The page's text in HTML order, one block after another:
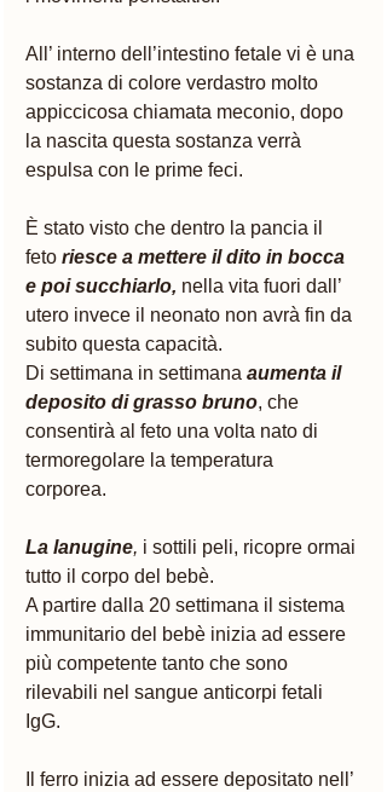
All’ interno dell’intestino fetale vi è una
sostanza di colore verdastro molto
appiccicosa chiamata meconio, dopo
la nascita questa sostanza verrà
espulsa con le prime feci.
È stato visto che dentro la pancia il
feto riesce a mettere il dito in bocca
e poi succhiarlo, nella vita fuori dall’
utero invece il neonato non avrà fin da
subito questa capacità.
Di settimana in settimana aumenta il
deposito di grasso bruno, che
consentirà al feto una volta nato di
termoregolare la temperatura
corporea.
La lanugine, i sottili peli, ricopre ormai
tutto il corpo del bebè.
A partire dalla 20 settimana il sistema
immunitario del bebè inizia ad essere
più competente tanto che sono
rilevabili nel sangue anticorpi fetali
IgG.
Il ferro inizia ad essere depositato nell’